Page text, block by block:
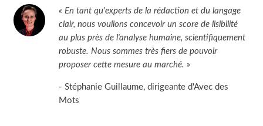
« En tant qu'experts de la rédaction et du langage
clair, nous voulions concevoir un score de lisibilité
au plus près de l'analyse humaine, scientifiquement
robuste. Nous sommes très fiers de pouvoir
proposer cette mesure au marché. »
- Stéphanie Guillaume, dirigeante d'Avec des
Mots